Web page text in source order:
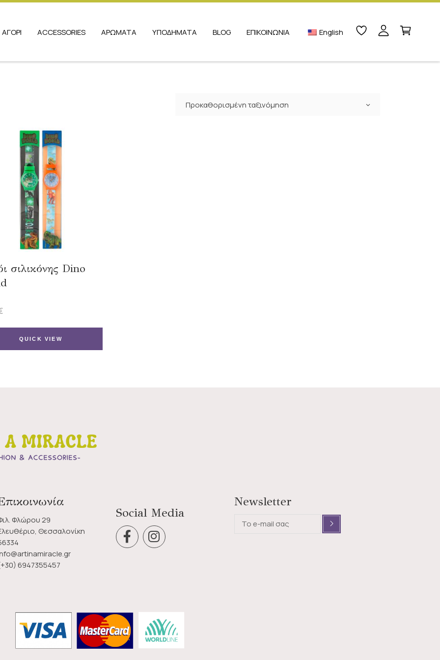
ΑΓΟΡΙ ACCESSORIES ΑΡΩΜΑΤΑ ΥΠΟΔΗΜΑΤΑ BLOG ΕΠΙΚΟΙΝΩΝΙΑ English
Προκαθορισμένη ταξινόμηση
σιλικόνης Dino
QUICK VIEW
Φλώρου 29
Θεσσαλονίκη
6947355457
Social Media
Newsletter